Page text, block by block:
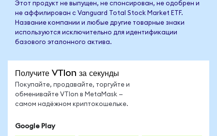
Этот продукт не выпущен, не спонсирован, не одобрен и
не аффилирован с Vanguard Total Stock Market ETF.
Название компании и любые другие товарные знаки
используются исключительно для идентификации
базового эталонного актива.
Получите VTIon за секунды
Покупайте, продавайте, торгуйте и
обменивайте VTIon в MetaMask —
самом надёжном криптокошельке.
Google Play